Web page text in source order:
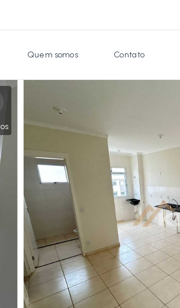
Quem somos Contato